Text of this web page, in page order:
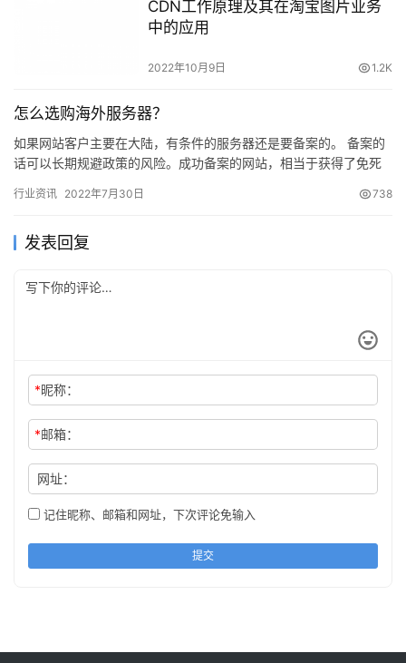
CDN工作原理及其在淘宝图片业务
中的应用
2022年10月9日 1.2K
怎么选购海外服务器？
如果网站客户主要在大陆，有条件的服务器还是要备案的。 备案的
话可以长期规避政策的风险。成功备案的网站，相当于获得了免死
行业资讯 2022年7月30日 738
发表回复
*昵称：
*邮箱：
网址：
记住昵称、邮箱和网址，下次评论免输入
提交